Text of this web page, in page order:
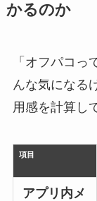
かるのか
「オフパコ
んな気になる
用感を計算し
項目
アプリ内メ